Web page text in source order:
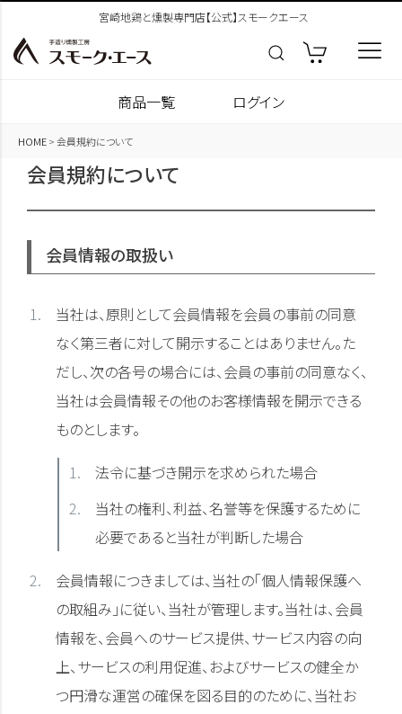
宮崎地鶏と燻製専門店【公式】スモークエース
商品一覧 ログイン
HOME 会員規約について
会員規約について
会員情報の取扱い
当社は、原則として会員情報を会員の事前の同意
なく第三者に対して開示することはありません。た
だし、次の各号の場合には、会員の事前の同意なく、
当社は会員情報その他のお客様情報を開示できる
ものとします。
法令に基づき開示を求められた場合
当社の権利、利益、名誉等を保護するために
必要であると当社が判断した場合
会員情報につきましては、当社の「個人情報保護へ
の取組み」に従い、当社が管理します。当社は、会員
情報を、会員へのサービス提供、サービス内容の向
上、サービスの利用促進、およびサービスの健全か
つ円滑な運営の確保を図る目的のために、当社お